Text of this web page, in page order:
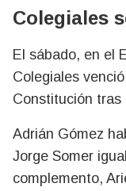
Colegiales
El sábado, en el
Colegiales
Constitución tras
Adrián Gómez
Jorge Somer
complemento,